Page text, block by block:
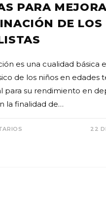
PARA
DE LOS
es una cualidad básica
de los niños en edades
para su rendimiento en
la finalidad de…
22